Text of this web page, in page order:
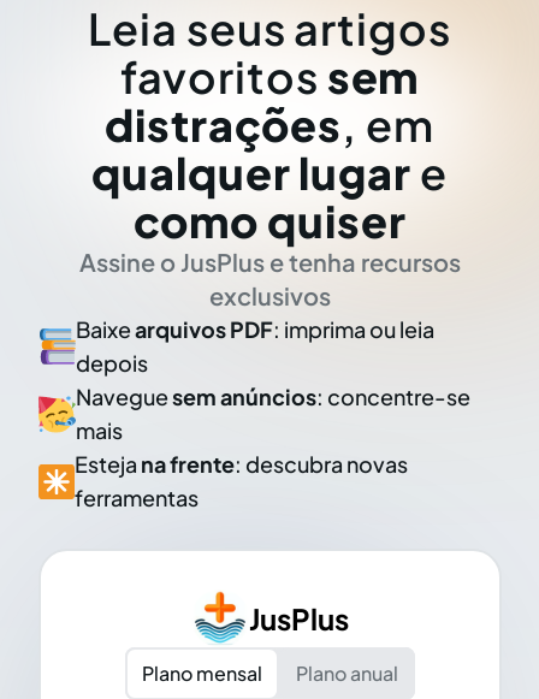
Leia seus artigos
favoritos sem
distrações, em
qualquer lugar e
como quiser
Assine o JusPlus e tenha recursos
exclusivos
Baixearquivos PDF: imprima ou leia
depois
Naveguesem anúncios: concentre-se
mais
Esteja na frente: descubra novas
ferramentas
JusPlus
Plano mensal
Plano anual